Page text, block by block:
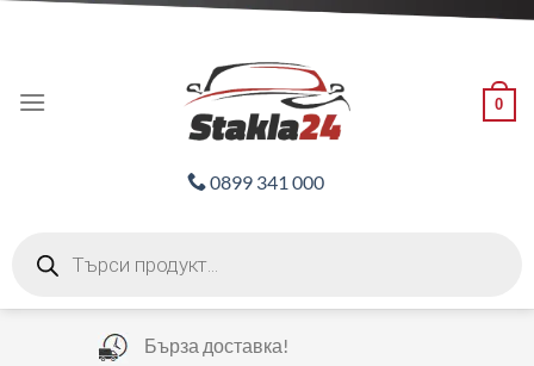
0
0899 341 000
search
Бърза доставка!